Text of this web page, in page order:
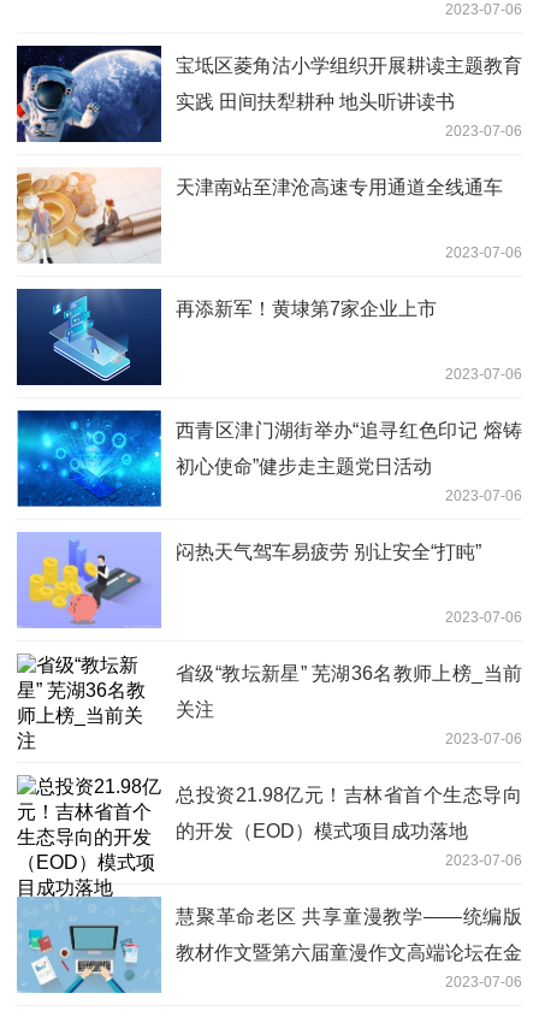
2023-07-06
宝坻区菱角沽小学组织开展耕读主题教育
实践 田间扶犁耕种 地头听讲读书
2023-07-06
天津南站至津沧高速专用通道全线通车
2023-07-06
再添新军！黄埭第7家企业上市
2023-07-06
西青区津门湖街举办“追寻红色印记 熔铸
初心使命”健步走主题党日活动
2023-07-06
闷热天气驾车易疲劳 别让安全“打盹”
2023-07-06
省级“教坛新星” 芜湖36名教师上榜_当前
关注
2023-07-06
总投资21.98亿元！吉林省首个生态导向
的开发（EOD）模式项目成功落地
2023-07-06
慧聚革命老区 共享童漫教学——统编版
教材作文暨第六届童漫作文高端论坛在金
2023-07-06